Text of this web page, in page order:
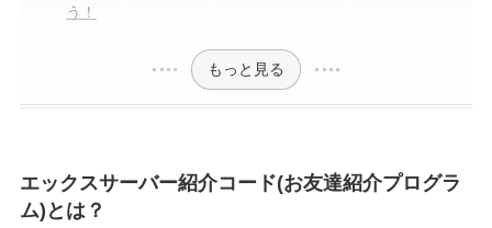
う！
もっと見る
エックスサーバー紹介コード(お友達紹介プログラ
ム)とは？